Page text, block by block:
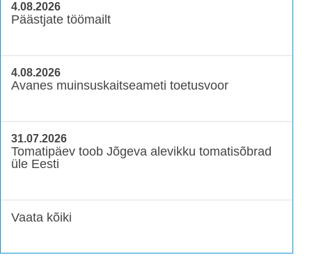
4.08.2026
Päästjate töömailt
4.08.2026
Avanes muinsuskaitseameti toetusvoor
31.07.2026
Tomatipäev toob Jõgeva alevikku tomatisõbrad
üle Eesti
Vaata kõiki